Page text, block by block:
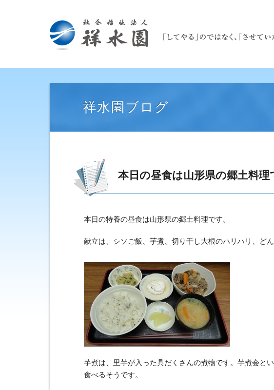
祥水園ブログ
本日の昼食は山形県の郷土料理
本日の特養の昼食は山形県の郷土料理です。
献立は、シソご飯、芋煮、切り干し大根のハリハリ、ど
芋煮は、里芋が入った具だくさんの煮物です。芋煮会と
食べるそうです。